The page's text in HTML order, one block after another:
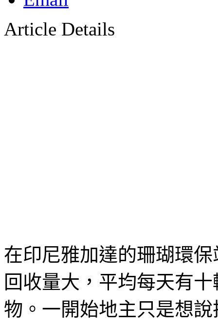
Article Details
在印尼雅加達的珊瑚環
回收量大，平均每天有
物。一開始地主只是想